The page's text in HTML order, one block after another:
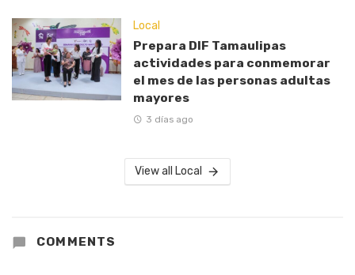
Local
Prepara DIF Tamaulipas
actividades para conmemorar
el mes de las personas adultas
mayores
3 días ago
View all Local
COMMENTS